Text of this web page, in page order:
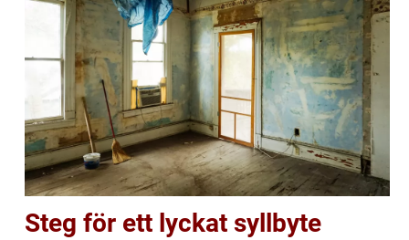
Steg för ett lyckat syllbyte